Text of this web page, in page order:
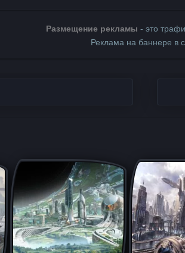
Размещение рекламы - это
Реклама на баннере в